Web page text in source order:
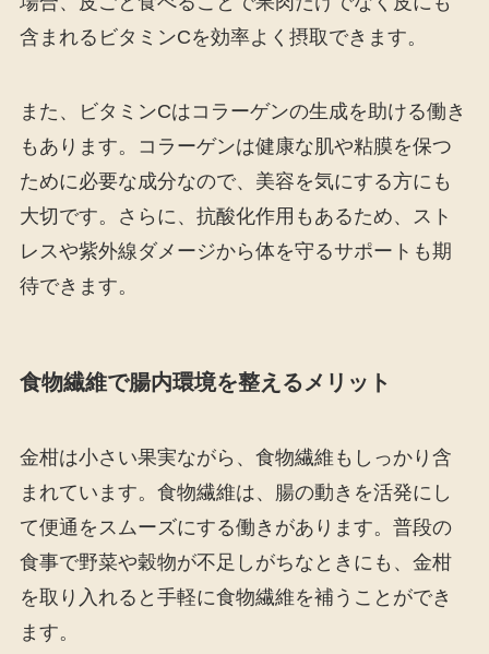
含まれるビタミンCを効率よく摂取できます。
また、ビタミンCはコラーゲンの生成を助ける働き
もあります。コラーゲンは健康な肌や粘膜を保つ
ために必要な成分なので、美容を気にする方にも
大切です。さらに、抗酸化作用もあるため、スト
レスや紫外線ダメージから体を守るサポートも期
待できます。
食物繊維で腸内環境を整えるメリット
金柑は小さい果実ながら、食物繊維もしっかり含
まれています。食物繊維は、腸の動きを活発にし
て便通をスムーズにする働きがあります。普段の
食事で野菜や穀物が不足しがちなときにも、金柑
を取り入れると手軽に食物繊維を補うことができ
ます。